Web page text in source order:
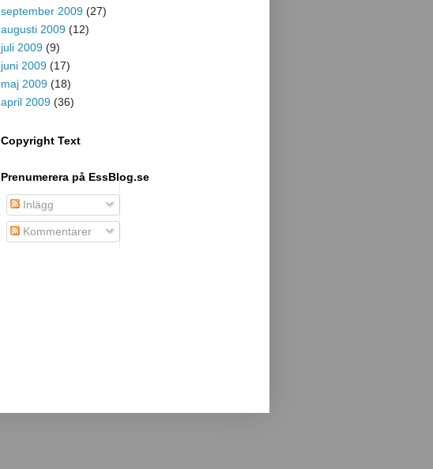
september 2009 (27)
augusti 2009 (12)
juli 2009 (9)
juni 2009 (17)
maj 2009 (18)
april 2009 (36)
Copyright Text
Prenumerera på EssBlog.se
Inlägg
Kommentarer